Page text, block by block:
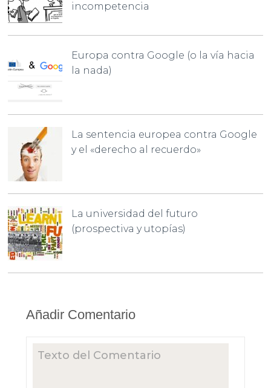
incompetencia
Europa contra Google (o la vía hacia
la nada)
La sentencia europea contra Google
y el «derecho al recuerdo»
La universidad del futuro
(prospectiva y utopías)
Añadir Comentario